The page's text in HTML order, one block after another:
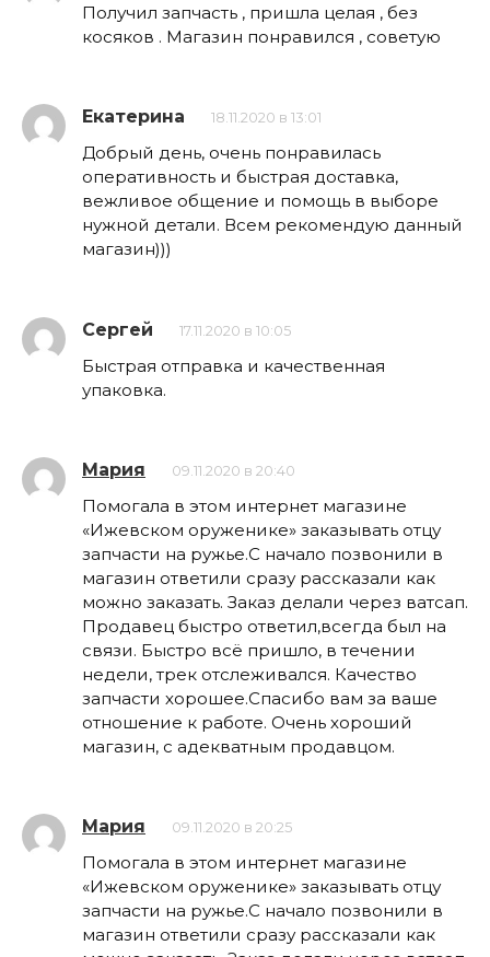
Получил запчасть , пришла целая , без
косяков . Магазин понравился , советую
Екатерина 18.11.2020 в 13:01
Добрый день, очень понравилась
оперативность и быстрая доставка,
вежливое общение и помощь в выборе
нужной детали. Всем рекомендую данный
магазин)))
Сергей 17.11.2020 в 10:05
Быстрая отправка и качественная
упаковка.
Мария 09.11.2020 в 20:40
Помогала в этом интернет магазине
«Ижевском оруженике» заказывать отцу
запчасти на ружье.С начало позвонили в
магазин ответили сразу рассказали как
можно заказать. Заказ делали через ватсап.
Продавец быстро ответил,всегда был на
связи. Быстро всё пришло, в течении
недели, трек отслеживался. Качество
запчасти хорошее.Спасибо вам за ваше
отношение к работе. Очень хороший
магазин, с адекватным продавцом.
Мария 09.11.2020 в 20:25
Помогала в этом интернет магазине
«Ижевском оруженике» заказывать отцу
запчасти на ружье.С начало позвонили в
магазин ответили сразу рассказали как